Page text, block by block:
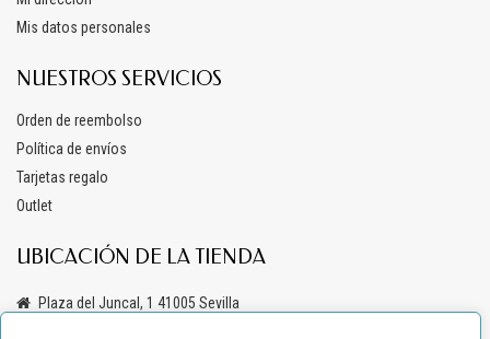
Mis datos personales
NUESTROS SERVICIOS
Orden de reembolso
Política de envíos
Tarjetas regalo
Outlet
UBICACIÓN DE LA TIENDA
Plaza del Juncal, 1 41005 Sevilla